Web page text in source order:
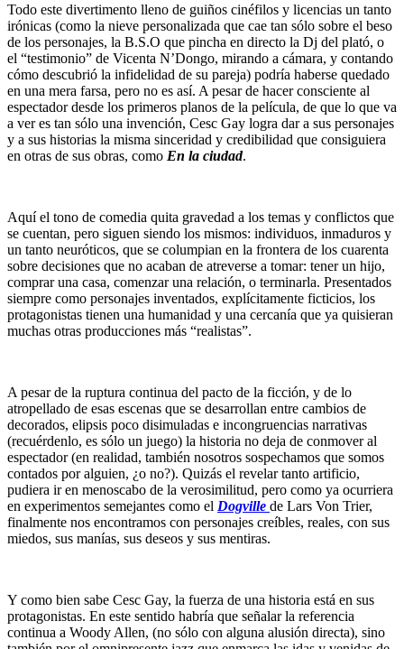
Todo este divertimento lleno de guiños cinéfilos y licencias un tanto
irónicas (como la nieve personalizada que cae tan sólo sobre el beso
de los personajes, la B.S.O que pincha en directo la Dj del plató, o
el “testimonio” de Vicenta N’Dongo, mirando a cámara, y contando
cómo descubrió la infidelidad de su pareja) podría haberse quedado
en una mera farsa, pero no es así. A pesar de hacer consciente al
espectador desde los primeros planos de la película, de que lo que va
a ver es tan sólo una invención, Cesc Gay logra dar a sus personajes
y a sus historias la misma sinceridad y credibilidad que consiguiera
en otras de sus obras, como En la ciudad.
Aquí el tono de comedia quita gravedad a los temas y conflictos que
se cuentan, pero siguen siendo los mismos: individuos, inmaduros y
un tanto neuróticos, que se columpian en la frontera de los cuarenta
sobre decisiones que no acaban de atreverse a tomar: tener un hijo,
comprar una casa, comenzar una relación, o terminarla. Presentados
siempre como personajes inventados, explícitamente ficticios, los
protagonistas tienen una humanidad y una cercanía que ya quisieran
muchas otras producciones más “realistas”.
A pesar de la ruptura continua del pacto de la ficción, y de lo
atropellado de esas escenas que se desarrollan entre cambios de
decorados, elipsis poco disimuladas e incongruencias narrativas
(recuérdenlo, es sólo un juego) la historia no deja de conmover al
espectador (en realidad, también nosotros sospechamos que somos
contados por alguien, ¿o no?). Quizás el revelar tanto artificio,
pudiera ir en menoscabo de la verosimilitud, pero como ya ocurriera
en experimentos semejantes como el Dogville de Lars Von Trier,
finalmente nos encontramos con personajes creíbles, reales, con sus
miedos, sus manías, sus deseos y sus mentiras.
Y como bien sabe Cesc Gay, la fuerza de una historia está en sus
protagonistas. En este sentido habría que señalar la referencia
continua a Woody Allen, (no sólo con alguna alusión directa), sino